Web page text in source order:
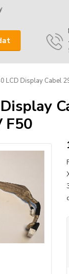
LCD Display Cabel
F50